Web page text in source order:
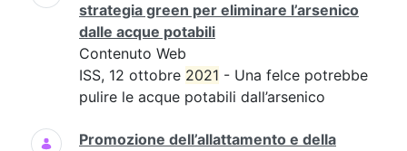
strategia green per eliminare l’arsenico
dalle acque potabili
Contenuto Web
ISS, 12 ottobre 2021 - Una felce potrebbe
pulire le acque potabili dall’arsenico
Promozione dell’allattamento e della